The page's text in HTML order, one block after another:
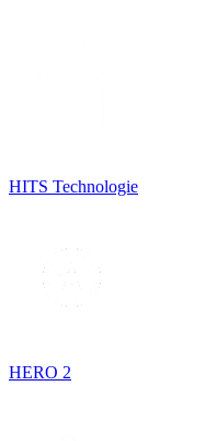
HITS Technologie
HERO 2